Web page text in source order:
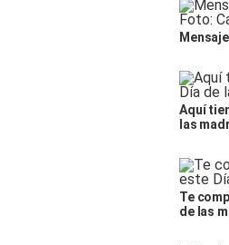
Aquí
las
Te
de las